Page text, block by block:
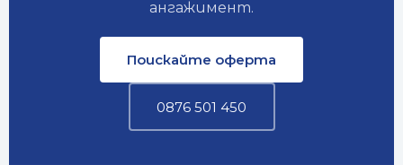
ангажимент.
Поискайте оферта
0876 501 450